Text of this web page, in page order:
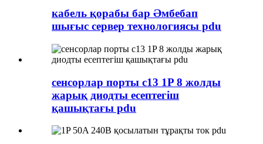
кабель қорабы бар Әмбебап
шығыс сервер технологиясы pdu
сенсорлар порты c13 1P 8 жолды
жарық диодты есептегіш
қашықтағы pdu